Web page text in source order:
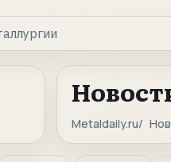
Metaldaily.ru